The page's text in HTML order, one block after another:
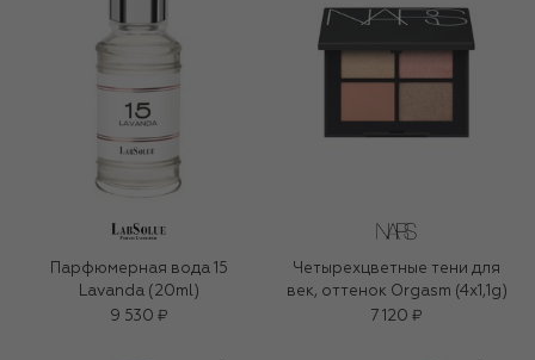
Парфюмерная вода 15
Lavanda (20ml)
9 530 ₽
Четырехцветные тени для
век, оттенок Orgasm (4x1,1g)
7 120 ₽